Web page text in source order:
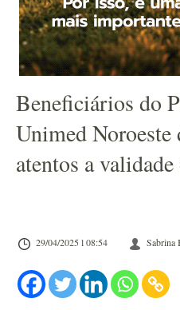
Beneficiários do
Unimed Noroeste
atentos a
29/04/2025 l 08:54 Sabrina